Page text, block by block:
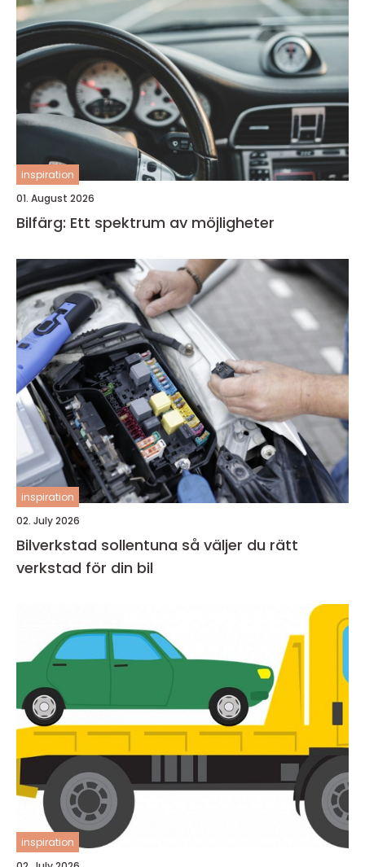
inspiration
01. August 2026
Bilfärg: Ett spektrum av möjligheter
inspiration
02. July 2026
Bilverkstad sollentuna så väljer du rätt
verkstad för din bil
inspiration